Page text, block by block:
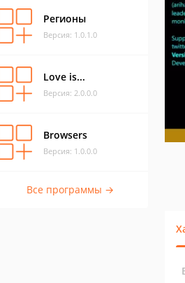
Регионы
Версия: 1.0.1.0
Love is...
Версия: 2.0.0.0
Browsers
Версия: 1.0.0.0
Все программы →